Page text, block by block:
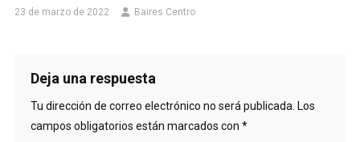
23 de marzo de 2022 Baires Centro
Deja una respuesta
Tu dirección de correo electrónico no será publicada. Los
campos obligatorios están marcados con *